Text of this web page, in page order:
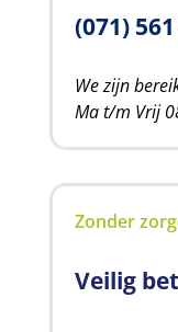
(071)
We zijn
Ma t/m Vrij
Zonder
Veilig